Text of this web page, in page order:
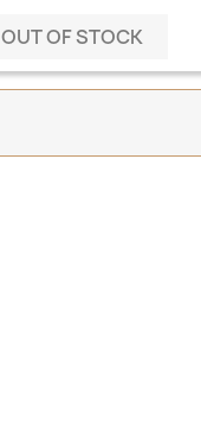
OUT OF STOCK